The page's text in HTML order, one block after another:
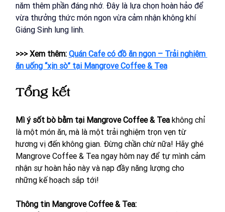
năm thêm phần đáng nhớ. Đây là lựa chọn hoàn hảo để
vừa thưởng thức món ngon vừa cảm nhận không khí
Giáng Sinh lung linh.
>>> Xem thêm: Quán Cafe có đồ ăn ngon – Trải nghiệm
ăn uống “xịn sò” tại Mangrove Coffee & Tea
Tổng kết
Mì ý sốt bò bằm tại Mangrove Coffee & Tea không chỉ
là một món ăn, mà là một trải nghiệm trọn vẹn từ
hương vị đến không gian. Đừng chần chừ nữa! Hãy ghé
Mangrove Coffee & Tea ngay hôm nay để tự mình cảm
nhận sự hoàn hảo này và nạp đầy năng lượng cho
những kế hoạch sắp tới!
Thông tin Mangrove Coffee & Tea: